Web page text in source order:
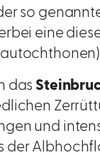
so
eine
das
und
der